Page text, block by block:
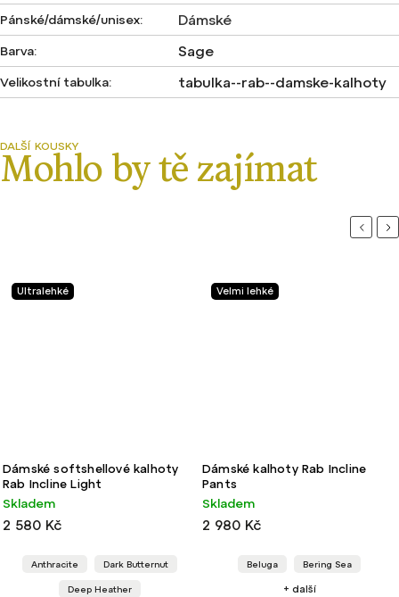
Pánské/dámské/unisex: Dámské
Barva: Sage
Velikostní tabulka: tabulka--rab--damske-kalhoty
Ultralehké
Dámské softshellové kalhoty
Rab Incline Light
Skladem
2 580 Kč
Anthracite Dark Butternut
Deep Heather
Velmi lehké
Dámské kalhoty Rab Incline
Pants
Skladem
2 980 Kč
Beluga Bering Sea
+ další